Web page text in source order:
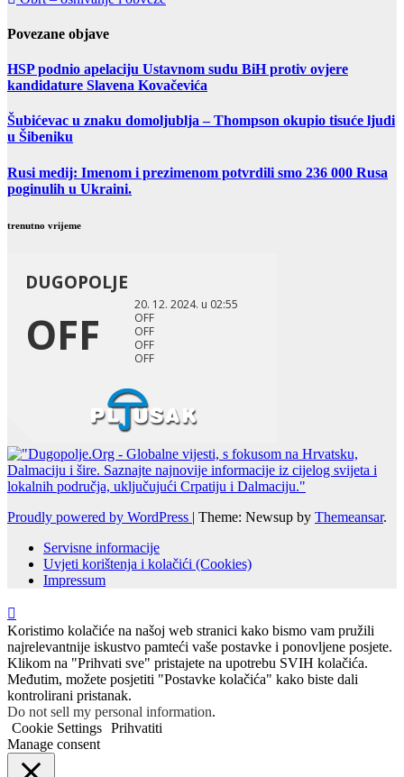
Povezane objave
HSP podnio apelaciju Ustavnom sudu BiH protiv ovjere
kandidature Slavena Kovačevića
Šubićevac u znaku domoljublja – Thompson okupio tisuće ljudi
u Šibeniku
Rusi medij: Imenom i prezimenom potvrdili smo 236 000 Rusa
poginulih u Ukraini.
trenutno vrijeme
Proudly powered by WordPress | Theme: Newsup by Themeansar.
Servisne informacije
Uvjeti korištenja i kolačići (Cookies)
Impressum
Koristimo kolačiće na našoj web stranici kako bismo vam pružili
najrelevantnije iskustvo pamteći vaše postavke i ponovljene posjete.
Klikom na "Prihvati sve" pristajete na upotrebu SVIH kolačića.
Međutim, možete posjetiti "Postavke kolačića" kako biste dali
kontrolirani pristanak.
Do not sell my personal information.
Cookie Settings Prihvatiti
Manage consent